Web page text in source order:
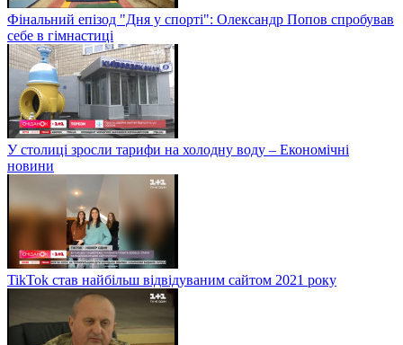
Фінальний епізод "Дня у спорті": Олександр Попов спробував
себе в гімнастиці
У столиці зросли тарифи на холодну воду – Економічні
новини
TikTok став найбільш відвідуваним сайтом 2021 року